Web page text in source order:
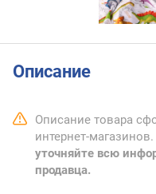
Описание
Описание товара
интернет-
уточняйте всю
продавца.